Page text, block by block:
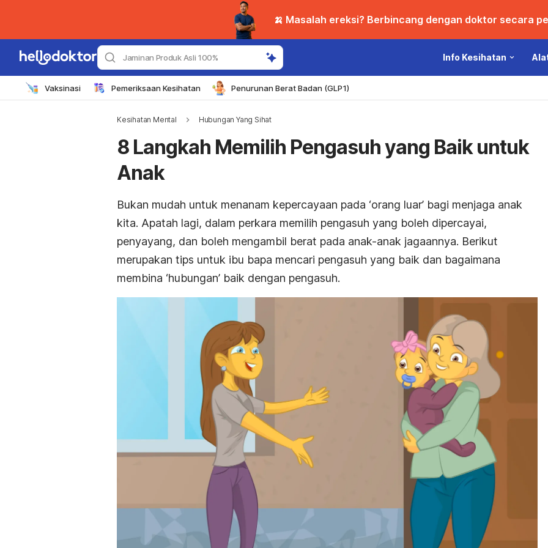
🍌 Masalah ereksi? Berbincang dengan doktor secara
Jaminan Produk Asli 100% Info Kesihatan
Vaksinasi Pemeriksaan Kesihatan Penurunan Berat Badan (GLP1)
Kesihatan Mental Hubungan Yang Sihat
8 Langkah Memilih Pengasuh yang Baik untuk
Anak
Bukan mudah untuk menanam kepercayaan pada ‘orang luar’ bagi menjaga anak
kita. Apatah lagi, dalam perkara memilih pengasuh yang boleh dipercayai,
penyayang, dan boleh mengambil berat pada anak-anak jagaannya. Berikut
merupakan tips untuk ibu bapa mencari pengasuh yang baik dan bagaimana
membina ‘hubungan’ baik dengan pengasuh.